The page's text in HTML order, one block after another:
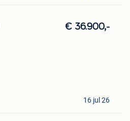
€ 36.900,-
16 jul 26